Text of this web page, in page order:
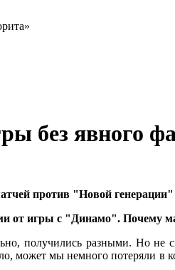
без явного
против "Новой
от игры с "Динамо". Почему
получились разными. Но не
может мы немного потеряли в